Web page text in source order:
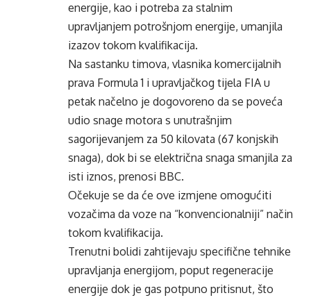
energije, kao i potreba za stalnim
upravljanjem potrošnjom energije, umanjila
izazov tokom kvalifikacija.
Na sastanku timova, vlasnika komercijalnih
prava Formula 1 i upravljačkog tijela FIA u
petak načelno je dogovoreno da se poveća
udio snage motora s unutrašnjim
sagorijevanjem za 50 kilovata (67 konjskih
snaga), dok bi se električna snaga smanjila za
isti iznos, prenosi BBC.
Očekuje se da će ove izmjene omogućiti
vozačima da voze na “konvencionalniji” način
tokom kvalifikacija.
Trenutni bolidi zahtijevaju specifične tehnike
upravljanja energijom, poput regeneracije
energije dok je gas potpuno pritisnut, što